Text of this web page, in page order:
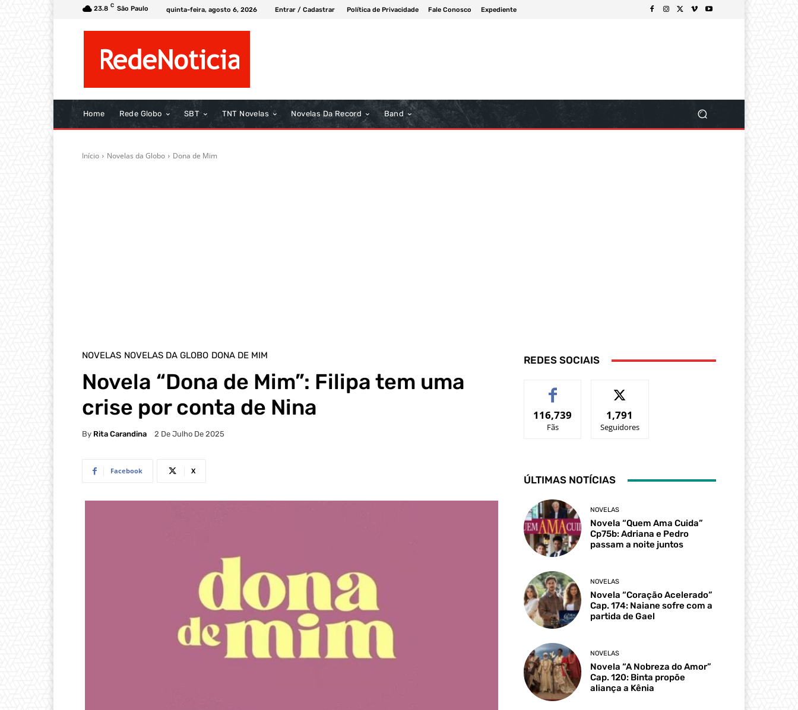
23.8 C São Paulo quinta-feira, agosto 6, 2026 Entrar / Cadastrar Política de Privacidade Fale Conosco Expediente
Home Rede Globo SBT TNT Novelas Novelas Da Record Band
Início Novelas da Globo Dona de Mim
NOVELAS NOVELAS DA GLOBO DONA DE MIM
Novela “Dona de Mim”: Filipa tem uma
crise por conta de Nina
By Rita Carandina 2 De Julho De 2025
Facebook X
REDES SOCIAIS
116,739
Fãs
1,791
Seguidores
ÚLTIMAS NOTÍCIAS
NOVELAS
Novela “Quem Ama Cuida”
Cp75b: Adriana e Pedro
passam a noite juntos
NOVELAS
Novela “Coração Acelerado”
Cap. 174: Naiane sofre com a
partida de Gael
NOVELAS
Novela “A Nobreza do Amor”
Cap. 120: Binta propõe
aliança a Kênia